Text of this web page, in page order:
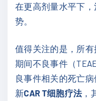
在更高剂量水平下
势。
值得关注的是，所
期间不良事件（
良事件相关的死亡
新CAR T细胞疗法，